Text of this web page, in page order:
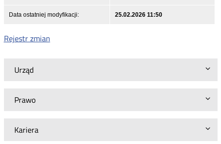
Urząd
Prawo
Kariera
Data ostatniej modyfikacji: 25.02.2026 11:50
Rejestr zmian